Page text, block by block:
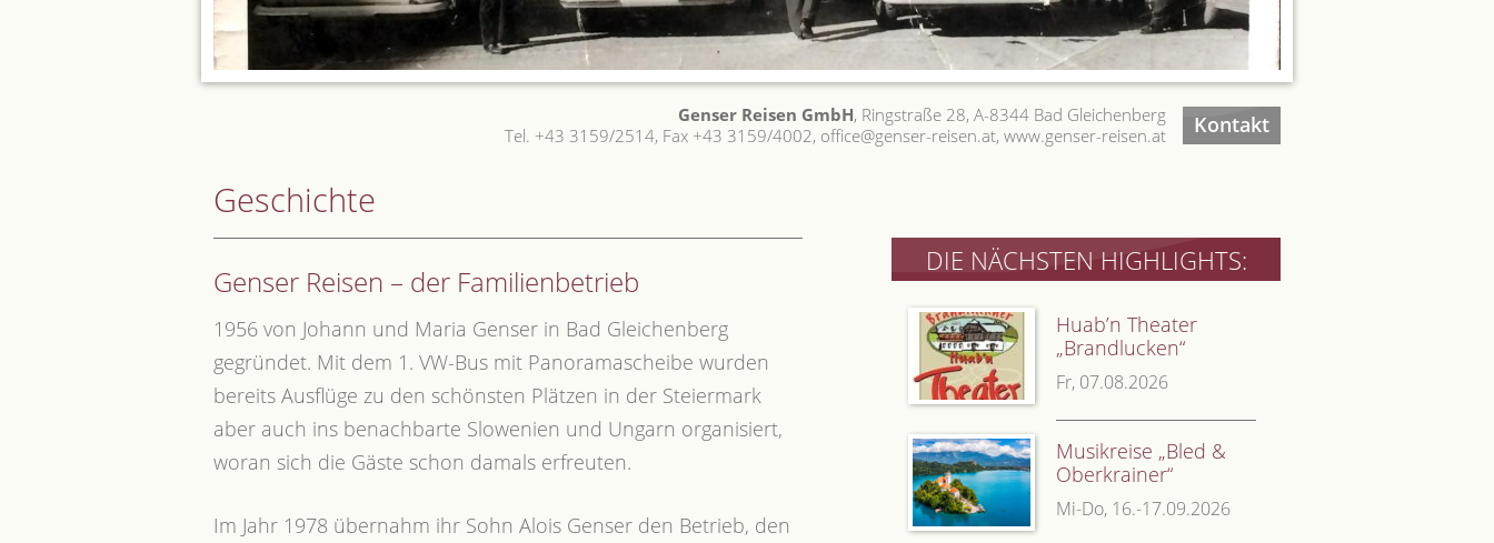
Kontakt
Genser Reisen GmbH, Ringstraße 28, A-8344 Bad Gleichenberg
Tel. +43 3159/2514, Fax +43 3159/4002, office@genser-reisen.at, www.genser-reisen.at
Geschichte
Genser Reisen – der Familienbetrieb
1956 von Johann und Maria Genser in Bad Gleichenberg
gegründet. Mit dem 1. VW-Bus mit Panoramascheibe wurden
bereits Ausflüge zu den schönsten Plätzen in der Steiermark
aber auch ins benachbarte Slowenien und Ungarn organisiert,
woran sich die Gäste schon damals erfreuten.
Im Jahr 1978 übernahm ihr Sohn Alois Genser den Betrieb, den
DIE NÄCHSTEN HIGHLIGHTS:
Huab’n Theater
„Brandlucken“
Fr, 07.08.2026
Musikreise „Bled &
Oberkrainer“
Mi-Do, 16.-17.09.2026